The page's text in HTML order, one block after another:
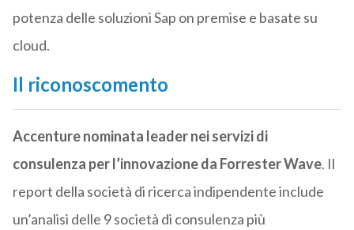
potenza delle soluzioni Sap on premise e basate su
cloud.
Il riconoscomento
Accenture nominata leader nei servizi di
consulenza per l’innovazione da Forrester Wave. Il
report della società di ricerca indipendente include
un’analisi delle 9 società di consulenza più